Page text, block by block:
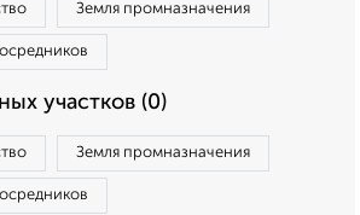
Земля промназначения
участков (0)
Земля промназначения